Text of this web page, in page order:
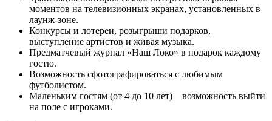
моментов на телевизионных экранах, установленных в
лаунж-зоне.
Конкурсы и лотереи, розыгрыши подарков,
выступление артистов и живая музыка.
Предматчевый журнал «Наш Локо» в подарок каждому
гостю.
Возможность сфотографироваться с любимым
футболистом.
Маленьким гостям (от 4 до 10 лет) – возможность выйти
на поле с игроками.